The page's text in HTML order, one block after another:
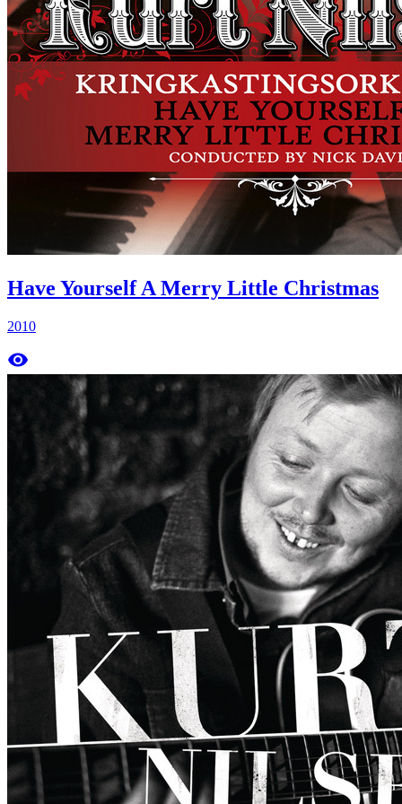
Have Yourself A Merry Little Christmas
2010
remove_red_eye